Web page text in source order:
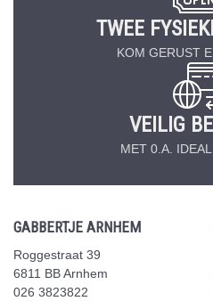
TWEE
KOM GERUST
VEILIG
MET 0.A.
GABBERTJE ARNHEM
Roggestraat 39
6811 BB Arnhem
026 3823822